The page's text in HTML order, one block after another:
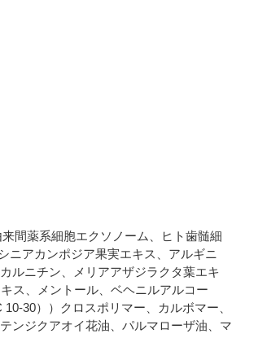
間薬系細胞エクソノーム、ヒト歯髄細
ニアカンポジア果実エキス、アルギニ
ルニチン、メリアアザジラクタ葉エキ
ス、メントール、ベヘニルアルコー
30））クロスポリマー、カルボマー、
ンジクアオイ花油、パルマローザ油、マ